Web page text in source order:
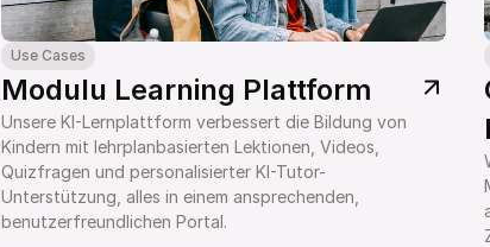
Use Cases
Modulu Learning Plattform
Unsere KI-Lernplattform verbessert die Bildung von
Kindern mit lehrplanbasierten Lektionen, Videos,
Quizfragen und personalisierter KI-Tutor-
Unterstützung, alles in einem ansprechenden,
benutzerfreundlichen Portal.